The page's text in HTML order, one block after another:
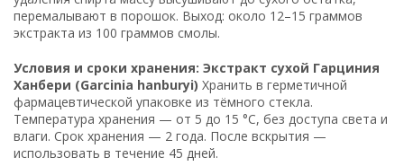
перемалывают в порошок. Выход: около 12–15 граммов
экстракта из 100 граммов смолы.
Условия и сроки хранения: Экстракт сухой Гарциния
Ханбери (Garcinia hanburyi) Хранить в герметичной
фармацевтической упаковке из тёмного стекла.
Температура хранения — от 5 до 15 °C, без доступа света и
влаги. Срок хранения — 2 года. После вскрытия —
использовать в течение 45 дней.